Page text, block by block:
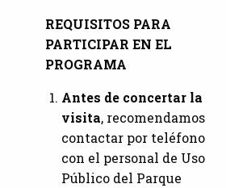
REQUISITOS PARA
PARTICIPAR EN EL
PROGRAMA
Antes de concertar la
visita, recomendamos
contactar por teléfono
con el personal de Uso
Público del Parque